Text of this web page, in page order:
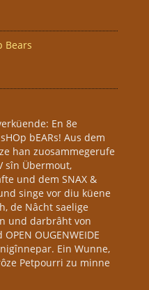
Bears
En 8e
bEARs! Aus dem
han zuosammegerufe
sîn Übermout,
und dem SNAX &
singe vor diu küene
de Nâcht saelige
und darbrâht von
OPEN OUGENWEIDE
Ein Wunne,
Petpourri zu minne